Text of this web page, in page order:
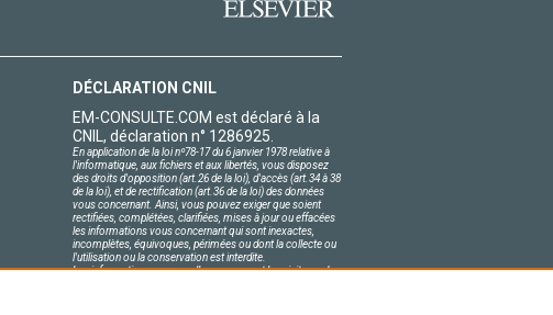
DÉCLARATION CNIL
EM-CONSULTE.COM est déclaré à la
CNIL, déclaration n° 1286925.
En application de la loi nº78-17 du 6 janvier 1978 relative à
l'informatique, aux fichiers et aux libertés, vous disposez
des droits d'opposition (art.26 de la loi), d'accès (art.34 à 38
de la loi), et de rectification (art.36 de la loi) des données
vous concernant. Ainsi, vous pouvez exiger que soient
rectifiées, complétées, clarifiées, mises à jour ou effacées
les informations vous concernant qui sont inexactes,
incomplètes, équivoques, périmées ou dont la collecte ou
l'utilisation ou la conservation est interdite.
Les informations personnelles concernant les visiteurs de